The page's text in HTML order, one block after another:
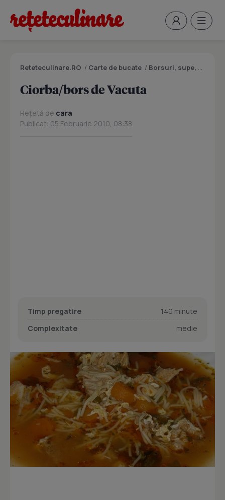
Reteteculinare.RO / Carte de bucate / Borsuri, supe, ciorbe
Ciorba/bors de Vacuta
Rețetă de cara
Publicat: 05 Februarie 2010, 08:38
Timp pregatire
140 minute
Complexitate
medie